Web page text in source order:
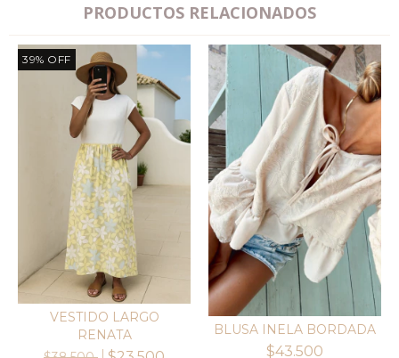
PRODUCTOS RELACIONADOS
39% OFF
VESTIDO LARGO
RENATA
BLUSA INELA BORDADA
$43.500